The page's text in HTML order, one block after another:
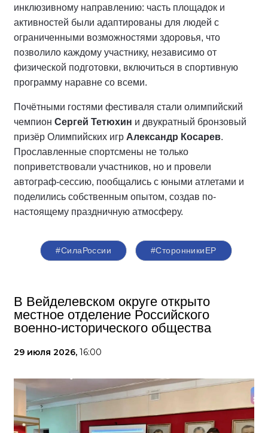
инклюзивному направлению: часть площадок и
активностей были адаптированы для людей с
ограниченными возможностями здоровья, что
позволило каждому участнику, независимо от
физической подготовки, включиться в спортивную
программу наравне со всеми.
Почётными гостями фестиваля стали олимпийский
чемпион Сергей Тетюхин и двукратный бронзовый
призёр Олимпийских игр Александр Косарев.
Прославленные спортсмены не только
поприветствовали участников, но и провели
автограф-сессию, пообщались с юными атлетами и
поделились собственным опытом, создав по-
настоящему праздничную атмосферу.
#СилаРоссии #СторонникиЕР
В Вейделевском округе открыто
местное отделение Российского
военно-исторического общества
29 июля 2026, 16:00